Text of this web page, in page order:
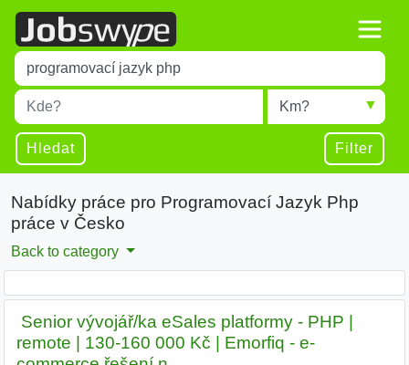
Title
Type 1 or more characters for results.
Místo
Type 1 or more characters for results.
Radius
Hledat Filter
Nabídky práce pro Programovací Jazyk Php
práce v Česko
Back to category
️ Senior vývojář/ka eSales platformy - PHP |
remote | 130-160 000 Kč | Emorfiq - e-